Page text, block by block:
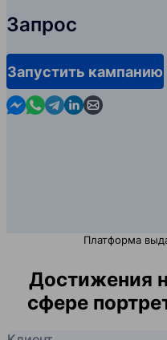
Запрос
Запустить кампанию
Contact us in Messenger
Contact us in WhatsApp
Contact us in
Contact us in
Contact us by
Платформа
Достижения
сфере